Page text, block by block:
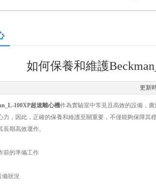
如何保養和維護
更新
100XP超速離心機作為實驗室中常見且高效的設備，
力，因此，正確的保養和維護至關重要，不僅能夠保障其
長期高效運作。
的準備工作
狀況